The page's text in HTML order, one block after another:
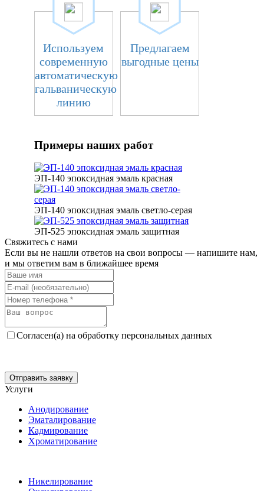
Используем
современную
автоматическую
гальваническую
линию
Предлагаем
выгодные цены
Примеры наших работ
ЭП-140 эпоксидная эмаль красная
ЭП-140 эпоксидная эмаль светло-серая
ЭП-525 эпоксидная эмаль защитная
Свяжитесь с нами
Если вы не нашли ответов на свои вопросы — напишите нам,
и мы ответим вам в ближайшее время
Согласен(а) на обработку персональных данных
Отправить заявку
Услуги
Анодирование
Эматалирование
Кадмирование
Хроматирование
Никелирование